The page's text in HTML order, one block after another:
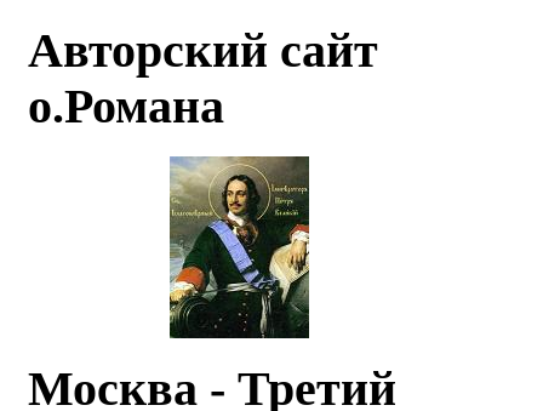
Авторский сайт
о.Романа
Москва - Третий